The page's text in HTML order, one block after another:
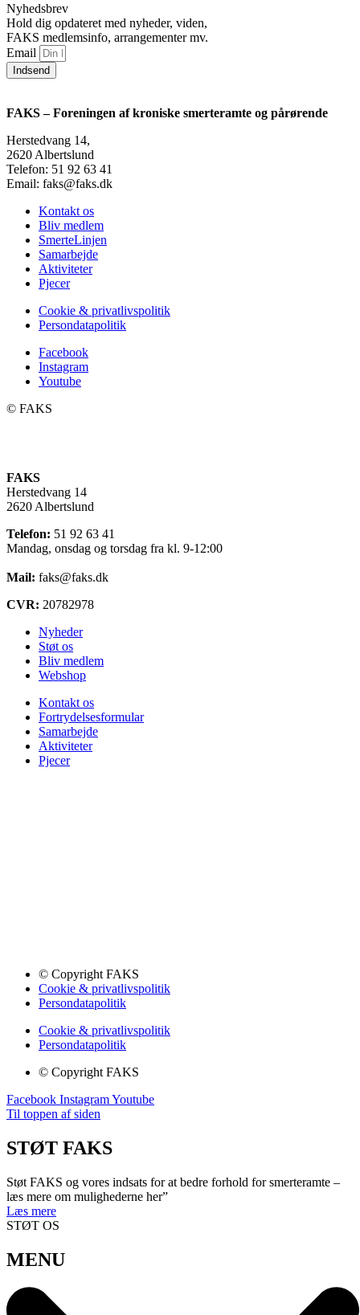
Nyhedsbrev
Hold dig opdateret med nyheder, viden,
FAKS medlemsinfo, arrangementer mv.
Email
Indsend
FAKS – Foreningen af kroniske smerteramte og pårørende
Herstedvang 14,
2620 Albertslund
Telefon: 51 92 63 41
Email: faks@faks.dk
Kontakt os
Bliv medlem
SmerteLinjen
Samarbejde
Aktiviteter
Pjecer
Cookie & privatlivspolitik
Persondatapolitik
Facebook
Instagram
Youtube
©️ FAKS
FAKS
Herstedvang 14
2620 Albertslund
Telefon: 51 92 63 41
Mandag, onsdag og torsdag fra kl. 9-12:00
Mail: faks@faks.dk
CVR: 20782978
Nyheder
Støt os
Bliv medlem
Webshop
Kontakt os
Fortrydelsesformular
Samarbejde
Aktiviteter
Pjecer
© Copyright FAKS
Cookie & privatlivspolitik
Persondatapolitik
Cookie & privatlivspolitik
Persondatapolitik
© Copyright FAKS
Facebook InstagramYoutube
Til toppen af siden
STØT FAKS
Støt FAKS og vores indsats for at bedre forhold for smerteramte –
læs mere om mulighederne her”
Læs mere
STØT OS
MENU